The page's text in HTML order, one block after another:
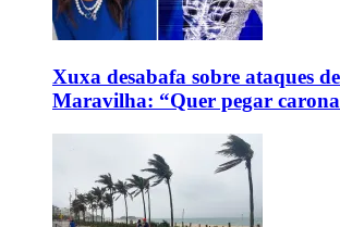
Xuxa desabafa sobre ataques
Maravilha: “Quer pegar